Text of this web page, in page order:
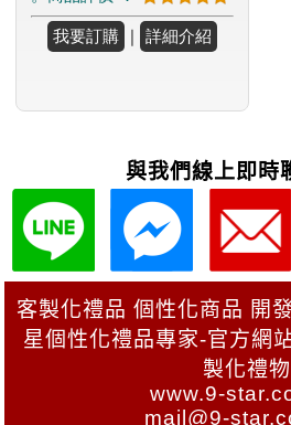
與我們線上即時
客製化禮品 個性化商品 開
星個性化禮品專家-官方網
製化禮物
www.9-
mail@9-